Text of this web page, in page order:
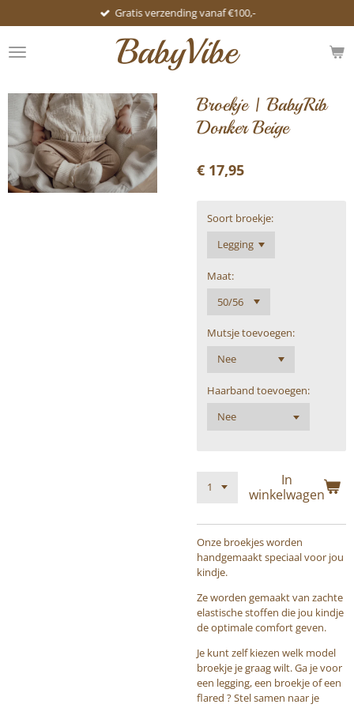
direct
naar
de
BabyVibe
Gratis verzending vanaf €100,-
Broekje | BabyRib
Donker Beige
€ 17,95
Soort broekje:
Maat:
Mutsje toevoegen:
Haarband toevoegen:
In
winkelwagen
Onze broekjes worden
handgemaakt speciaal voor jou
kindje.
Ze worden gemaakt van zachte
elastische stoffen die jou kindje
de optimale comfort geven.
Je kunt zelf kiezen welk model
broekje je graag wilt. Ga je voor
een legging, een broekje of een
flared ? Stel samen naar je